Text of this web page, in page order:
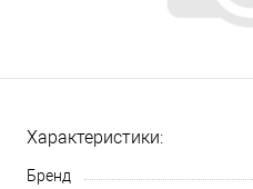
Характеристики:
Бренд